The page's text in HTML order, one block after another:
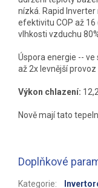
nízká. Rapid
efektivitu COP až 16
vlhkosti vzduchu
Úspora energie --
až 2x levnější provoz
Výkon chlazení:
Nově mají tato
Doplňkové
Kategorie: